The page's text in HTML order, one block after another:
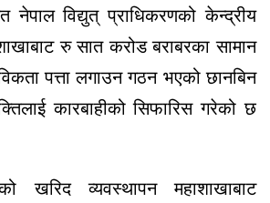
नेपाल विद्युत् प्राधिकरणको केन्द्रीय
रु सात करोड बराबरका सामान
पत्ता लगाउन गठन भएको छानबिन
कारबाहीको सिफारिस गरेको छ
खरिद व्यवस्थापन महाशाखाबाट